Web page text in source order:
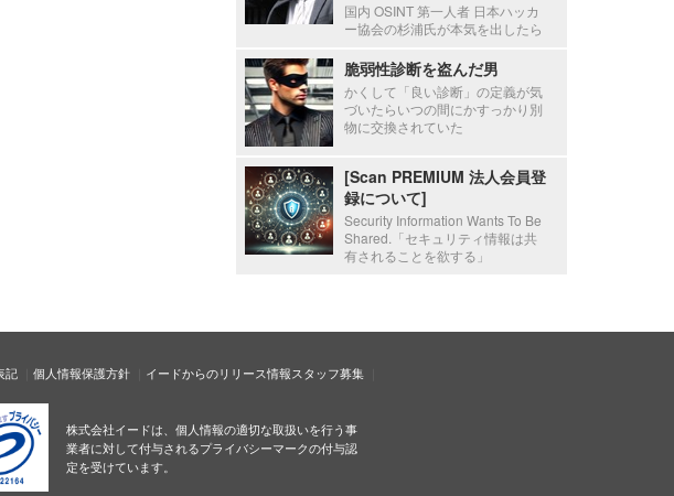
国内 OSINT 第一人者 日本ハッカ
ー協会の杉浦氏が本気を出したら
脆弱性診断を盗んだ男
かくして「良い診断」の定義が気
づいたらいつの間にかすっかり別
物に交換されていた
[Scan PREMIUM 法人会員登
録について]
Security Information Wants To Be
Shared.「セキュリティ情報は共
有されることを欲する」
記 個人情報保護方針 イードからのリリース情報スタッフ募集
株式会社イードは、個人情報の適切な取扱いを行う事
業者に対して付与されるプライバシーマークの付与認
定を受けています。